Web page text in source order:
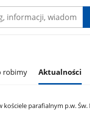
robimy Aktualności
parafialnym p.w. Św.